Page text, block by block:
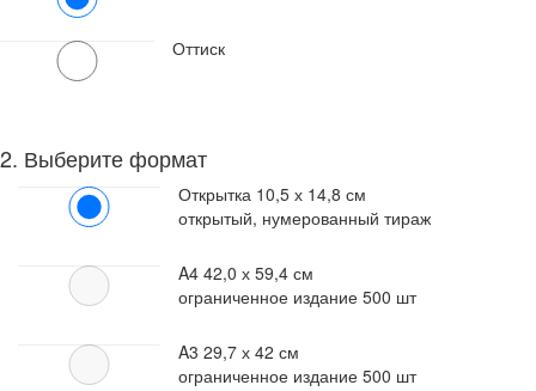
Оттиск
2. Выберите формат
Открытка 10,5 х 14,8 см
открытый, нумерованный тираж
A4 42,0 х 59,4 см
ограниченное издание 500 шт
A3 29,7 х 42 см
ограниченное издание 500 шт